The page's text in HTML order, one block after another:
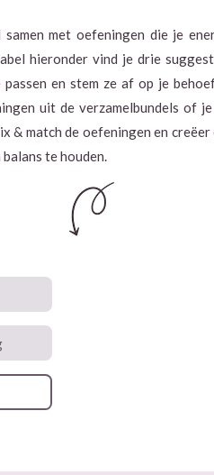
met oefeningen die je
hieronder vind je drie
en stem ze af op je
uit de verzamelbundels of
& match de oefeningen en
te houden.